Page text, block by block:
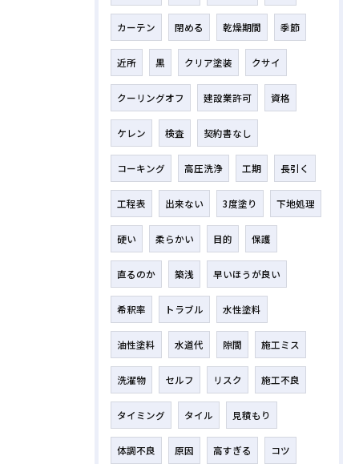
カーテン 閉める 乾燥期間 季節
近所 黒 クリア塗装 クサイ
クーリングオフ 建設業許可 資格
ケレン 検査 契約書なし
コーキング 高圧洗浄 工期 長引く
工程表 出来ない 3度塗り 下地処理
硬い 柔らかい 目的 保護
直るのか 築浅 早いほうが良い
希釈率 トラブル 水性塗料
油性塗料 水道代 隙間 施工ミス
洗濯物 セルフ リスク 施工不良
タイミング タイル 見積もり
体調不良 原因 高すぎる コツ